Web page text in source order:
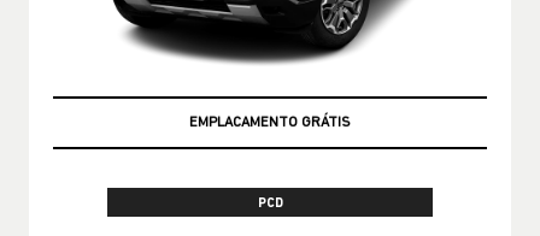
OPORTUNIDADE AZZURRA
PCD